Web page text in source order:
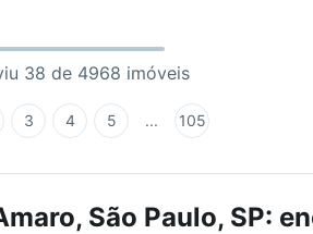
38 de 4968 imóveis
3 4 5 ... 105
São Paulo, SP: